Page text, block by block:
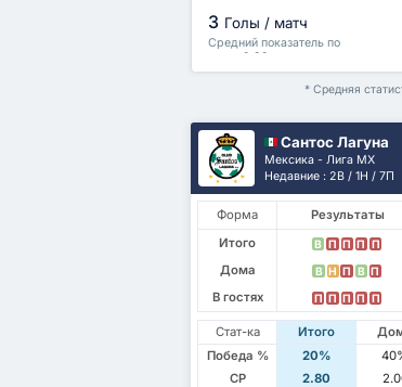
3 Голы / матч
Средний показатель по
лиге : 2.89
* Средняя
Сантос Лагуна
Мексика - Лига МХ
Недавние : 2В / 1Н / 7П
Форма Результаты
Итого
В П П П П
Дома
В Н П В П
В гостях
П П П П П
Стат-ка Итого
Победа %
20%
СР
2.80